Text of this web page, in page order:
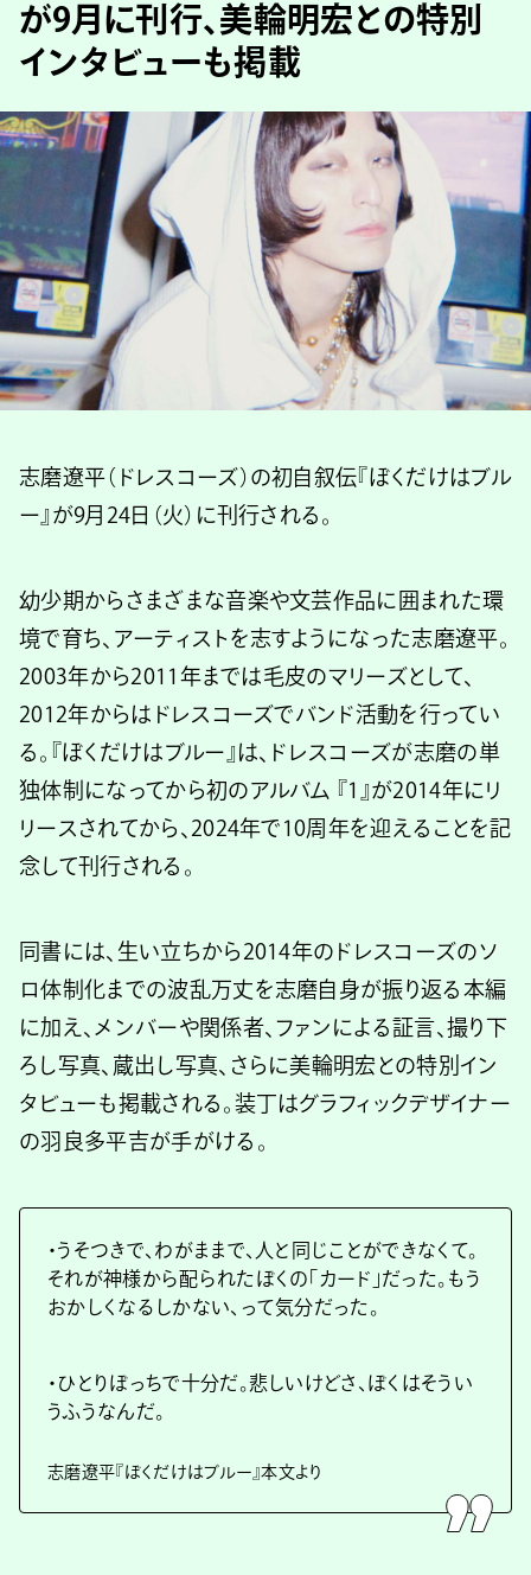
が9月に刊行、美輪明宏との特別
インタビューも掲載
志磨遼平（ドレスコーズ）の初自叙伝『ぼくだけはブル
ー』が9月24日（火）に刊行される。
幼少期からさまざまな音楽や文芸作品に囲まれた環
境で育ち、アーティストを志すようになった志磨遼平。
2003年から2011年までは毛皮のマリーズとして、
2012年からはドレスコーズでバンド活動を行ってい
る。『ぼくだけはブルー』は、ドレスコーズが志磨の単
独体制になってから初のアルバム 『1』が2014年にリ
リースされてから、2024年で10周年を迎えることを記
念して刊行される。
同書には、生い立ちから2014年のドレスコーズのソ
ロ体制化までの波乱万丈を志磨自身が振り返る本編
に加え、メンバーや関係者、ファンによる証言、撮り下
ろし写真、蔵出し写真、さらに美輪明宏との特別イン
タビューも掲載される。装丁はグラフィックデザイナー
の羽良多平吉が手がける。
・うそつきで、わがままで、人と同じことができなくて。
それが神様から配られたぼくの「カード」だった。もう
おかしくなるしかない、って気分だった。
・ひとりぼっちで十分だ。悲しいけどさ、ぼくはそうい
うふうなんだ。
志磨遼平『ぼくだけはブルー』本文より